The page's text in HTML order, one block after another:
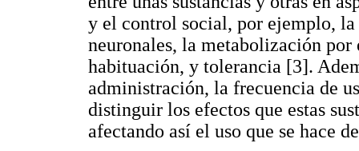
y el control social, por ejemplo, la
neuronales, la metabolización
habituación, y tolerancia [3].
administración, la frecuencia de
distinguir los efectos que estas
afectando así el uso que se hace